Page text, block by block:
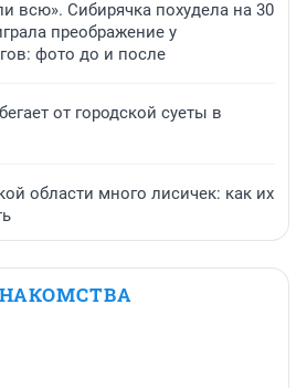
всю». Сибирячка похудела на 30
преображение у
фото до и после
от городской суеты в
области много лисичек: как их